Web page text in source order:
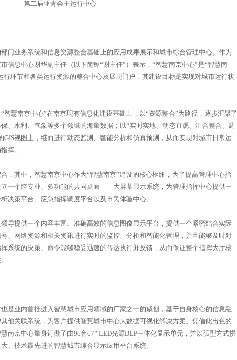
第二届亚青会主运行中心
业务系统和信息资源整合基础上的应用成果展示和城市综合管理中心。作为
信息中心谢华副主任（以下简称“谢主任”）表示，“智慧南京中心”是“智慧南
行环节和各类运行资源的整合中心及展现门户，其建设目标是实现对城市运行状
南京中心”在南京现有信息化建设基础上，以“资源整合”为路径，逐步汇聚了
、水利、气象等多个领域的海量数据；以“实时实地、动态直观、汇合整合、调
GIS视图上，继而进行动态监测、智能分析和仿真预测，从而实现对城市日常运
挥。
其中，智慧南京中心作为“智慧南京”建设的核心枢纽，为了提高管理中心指
一个跨专业、多功能的共同桌面——大屏幕显示系统，为管理指挥中心提供一
决策平台、应急指挥调度平台以及市民体验中心。
提供一个内容丰富、准确高效的信息图像显示平台，提供一个紧密结合实际
、网络资源和相关资讯进行实时的监控、分析和智能化管理，并且能够及时对
系统的决策、命令能够稳妥迅速的传达执行并反馈，从而保证整个指挥大厅核
业内首批进入智慧城市应用领域的厂家之一的威创，基于自身核心的信息融
他关联系统，为客户提供智慧城市中心大数据可视化解决方案。凭借此出色的
南京中心量身订做了由96套67” LED光源DLP一体化显示单元，并以弧型方式拼
、技术最先进的智慧城市综合显示应用平台系统。